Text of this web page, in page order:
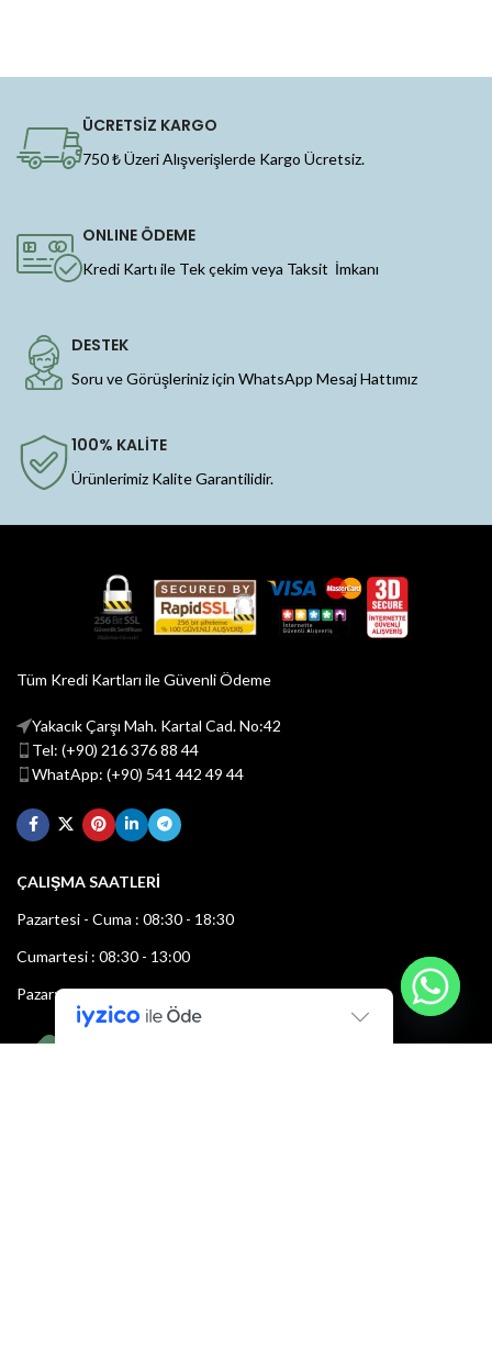
ÜCRETSİZ KARGO
750 ₺ Üzeri Alışverişlerde Kargo Ücretsiz.
ONLINE ÖDEME
Kredi Kartı ile Tek çekim veya Taksit İmkanı
DESTEK
Soru ve Görüşleriniz için WhatsApp Mesaj Hattımız
100% KALİTE
Ürünlerimiz Kalite Garantilidir.
Tüm Kredi Kartları ile Güvenli Ödeme
Yakacık Çarşı Mah. Kartal Cad. No:42
Tel: (+90) 216 376 88 44
WhatApp: (+90) 541 442 49 44
ÇALIŞMA SAATLERİ
Pazartesi - Cuma : 08:30 - 18:30
Cumartesi : 08:30 - 13:00
Pazar: Kapalı